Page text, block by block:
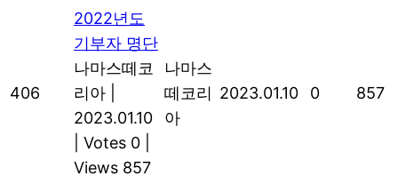
406
2022년도
기부자 명단
나마스떼코
리아
2023.01.10
Votes 0
Views 857
나마스
떼코리
아
2023.01.10 0 857